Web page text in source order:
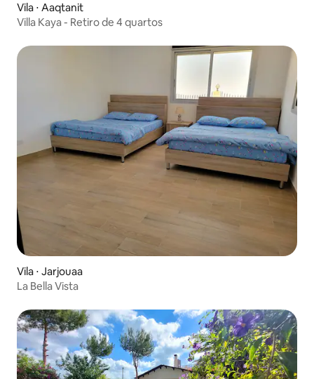
Vila ⋅ Aaqtanit
Villa Kaya - Retiro de 4 quartos
Vila ⋅ Jarjouaa
La Bella Vista